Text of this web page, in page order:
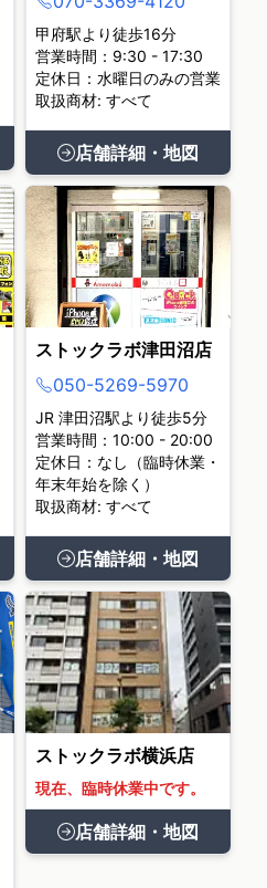
甲府駅より徒歩16分
営業時間：9:30 - 17:30
定休日：水曜日のみの営業
取扱商材: すべて
店舗詳細・地図
ストックラボ津田沼店
050-5269-5970
JR 津田沼駅より徒歩5分
営業時間：10:00 - 20:00
定休日：なし（臨時休業・
年末年始を除く）
取扱商材: すべて
店舗詳細・地図
ストックラボ横浜店
現在、臨時休業中です。
店舗詳細・地図